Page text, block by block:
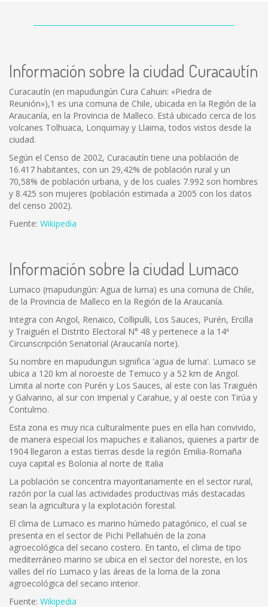
Información sobre la ciudad Curacautín
Curacautín (en mapudungún Cura Cahuin: «Piedra de
Reunión»),1 es una comuna de Chile, ubicada en la Región de la
Araucanía, en la Provincia de Malleco. Está ubicado cerca de los
volcanes Tolhuaca, Lonquimay y Llaima, todos vistos desde la
ciudad.
Según el Censo de 2002, Curacautín tiene una población de
16.417 habitantes, con un 29,42% de población rural y un
70,58% de población urbana, y de los cuales 7.992 son hombres
y 8.425 son mujeres (población estimada a 2005 con los datos
del censo 2002).
Fuente: Wikipedia
Información sobre la ciudad Lumaco
Lumaco (mapudungún: Agua de luma) es una comuna de Chile,
de la Provincia de Malleco en la Región de la Araucanía.
Integra con Angol, Renaico, Collipulli, Los Sauces, Purén, Ercilla
y Traiguén el Distrito Electoral N° 48 y pertenece a la 14ª
Circunscripción Senatorial (Araucanía norte).
Su nombre en mapudungun significa 'agua de luma'. Lumaco se
ubica a 120 km al noroeste de Temuco y a 52 km de Angol.
Limita al norte con Purén y Los Sauces, al este con las Traiguén
y Galvarino, al sur con Imperial y Carahue, y al oeste con Tirúa y
Contulmo.
Esta zona es muy rica culturalmente pues en ella han convivido,
de manera especial los mapuches e italianos, quienes a partir de
1904 llegaron a estas tierras desde la región Emilia-Romaña
cuya capital es Bolonia al norte de Italia
La población se concentra mayoritariamente en el sector rural,
razón por la cual las actividades productivas más destacadas
sean la agricultura y la explotación forestal.
El clima de Lumaco es marino húmedo patagónico, el cual se
presenta en el sector de Pichi Pellahuén de la zona
agroecológica del secano costero. En tanto, el clima de tipo
mediterráneo marino se ubica en el sector del noreste, en los
valles del río Lumaco y las áreas de la loma de la zona
agroecológica del secano interior.
Fuente: Wikipedia